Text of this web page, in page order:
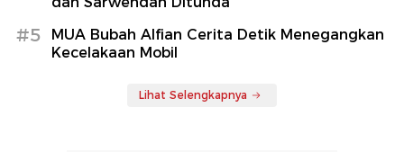
#5
MUA Bubah Alfian Cerita Detik Menegangkan
Kecelakaan Mobil
Lihat Selengkapnya